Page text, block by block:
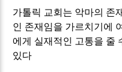
가톨릭 교회는 악마의 존
인 존재임을 가르치기에
에게 실재적인 고통을 줄
있다